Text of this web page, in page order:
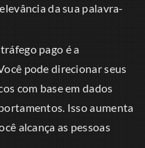
da sua palavra-
pago é a
pode direcionar seus
com base em dados
Isso aumenta
alcança as pessoas